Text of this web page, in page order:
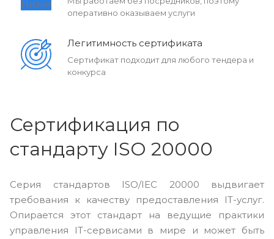
оперативно оказываем услуги
Легитимность сертификата
Сертификат подходит для любого тендера и
конкурса
Сертификация по
стандарту ISO 20000
Серия стандартов ISO/IEC 20000 выдвигает
требования к качеству предоставления IT-услуг.
Опирается этот стандарт на ведущие практики
управления IT-сервисами в мире и может быть